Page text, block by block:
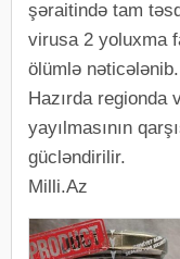
şəraitində tam
virusa 2 yoluxma
ölümlə nəticələnib.
Hazırda regionda
yayılmasının
gücləndirilir.
Milli.Az